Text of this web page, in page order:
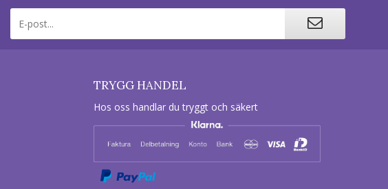
TRYGG HANDEL
Hos oss handlar du tryggt och säkert